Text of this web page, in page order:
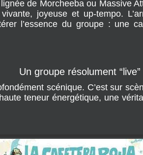
de Morcheeba ou Massive
joyeuse et up-tempo.
l’essence du groupe : une
Un groupe résolument “live”
scénique. C’est sur
teneur énergétique, une